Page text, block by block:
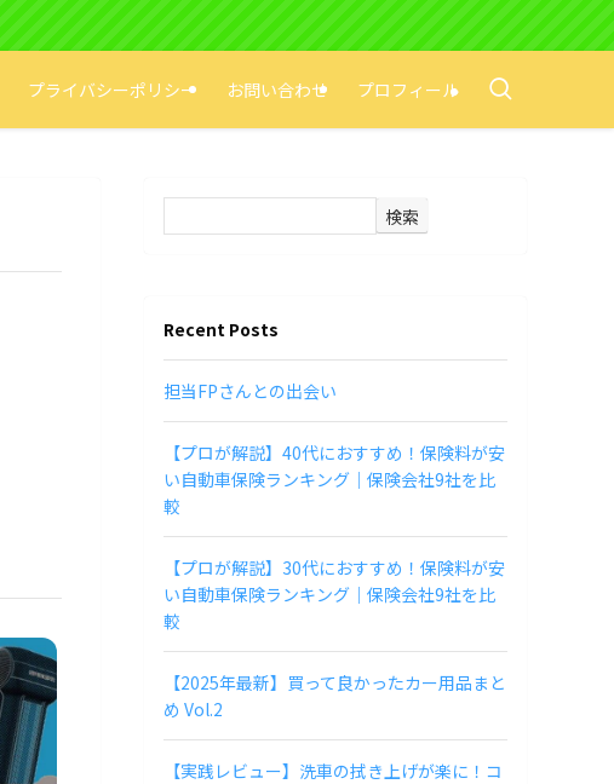
プライバシーポリシー お問い合わせ プロフィール
検索
Recent Posts
担当FPさんとの出会い
【プロが解説】40代におすすめ！保険料が安
い自動車保険ランキング｜保険会社9社を比
較
【プロが解説】30代におすすめ！保険料が安
い自動車保険ランキング｜保険会社9社を比
較
【2025年最新】買って良かったカー用品まと
め Vol.2
【実践レビュー】洗車の拭き上げが楽に！コ